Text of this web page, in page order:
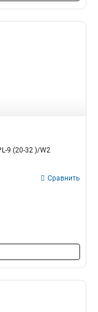
9 (20-32 )/W2
Сравнить